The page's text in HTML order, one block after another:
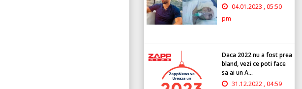
04.01.2023 , 05:50
pm
Daca 2022 nu a fost prea
bland, vezi ce poti face
sa ai un A...
31.12.2022 , 04:59